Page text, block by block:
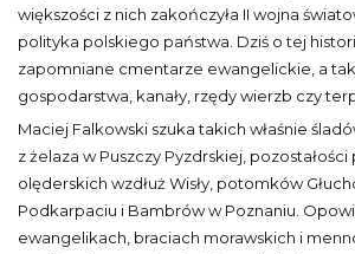
większości z nich zakończyła II wojna
polityka polskiego państwa. Dziś o tej
zapomniane cmentarze ewangelickie, a
gospodarstwa, kanały, rzędy wierzb czy
Maciej Falkowski szuka takich właśnie
z żelaza w Puszczy Pyzdrskiej,
olęderskich wzdłuż Wisły, potomków
Podkarpaciu i Bambrów w Poznaniu.
ewangelikach, braciach morawskich i